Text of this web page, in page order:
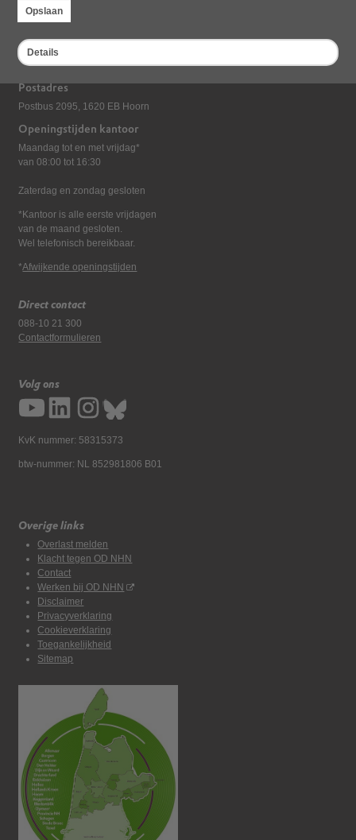
Opslaan
Details
Bezoekadres
Dampten 2, 1624 NR Hoorn
Postadres
Postbus 2095, 1620 EB Hoorn
Openingstijden kantoor
Maandag tot en met vrijdag*
van 08:00 tot 16:30
Zaterdag en zondag gesloten
*Kantoor is alle eerste vrijdagen
van de maand gesloten.
Wel telefonisch bereikbaar.
*Afwijkende openingstijden
Direct contact
088-10 21 300
Contactformulieren
Volg ons
KvK nummer: 58315373
btw-nummer: NL 852981806 B01
Overige links
Overlast melden
Klacht tegen OD NHN
Contact
Werken bij OD NHN
Disclaimer
Privacyverklaring
Cookieverklaring
Toegankelijkheid
Sitemap